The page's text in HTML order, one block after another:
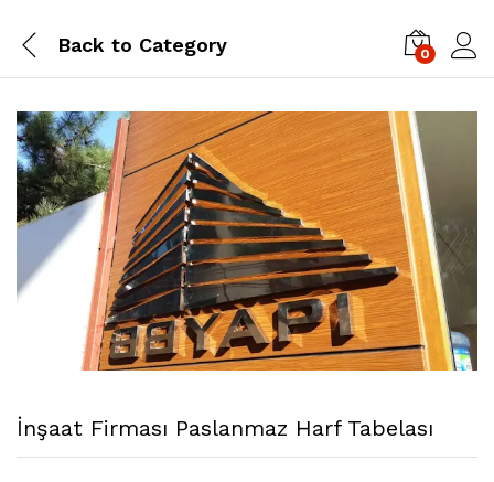
Back to Category 0
İnşaat Firması Paslanmaz Harf Tabelası